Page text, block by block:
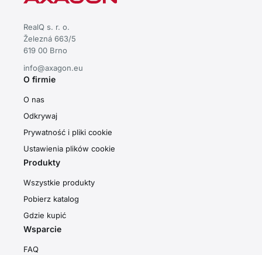
RealQ s. r. o.
Železná 663/5
619 00 Brno
info@axagon.eu
O firmie
O nas
Odkrywaj
Prywatność i pliki cookie
Ustawienia plików cookie
Produkty
Wszystkie produkty
Pobierz katalog
Gdzie kupić
Wsparcie
FAQ